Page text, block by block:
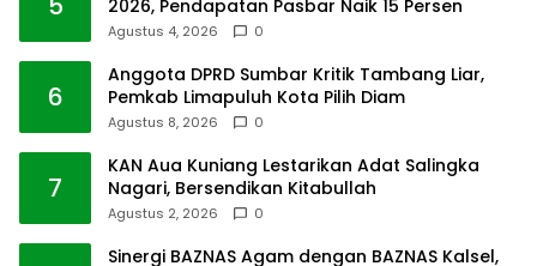
2026, Pendapatan Pasbar Naik 15 Persen
Agustus 4, 2026 0
6
Anggota DPRD Sumbar Kritik Tambang Liar,
Pemkab Limapuluh Kota Pilih Diam
Agustus 8, 2026 0
7
KAN Aua Kuniang Lestarikan Adat Salingka
Nagari, Bersendikan Kitabullah
Agustus 2, 2026 0
Sinergi BAZNAS Agam dengan BAZNAS Kalsel,